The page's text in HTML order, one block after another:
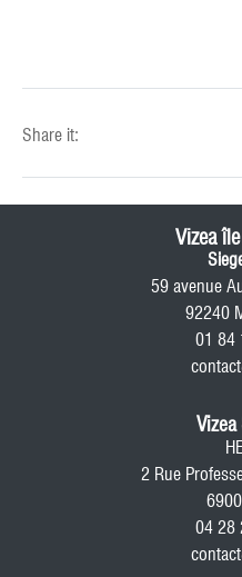
Share it:
Vizea
59 avenue
92240
01 84
2 Rue
04 28